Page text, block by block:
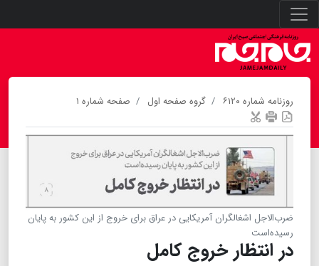
روزنامه شماره ۶۱۲۰ گروه صفحه اول صفحه شماره ۱
ضرب‌الاجل اشغالگران آمریکایی در عراق برای خروج از این کشور به پایان
رسیده‌است
در انتظار خروج کامل